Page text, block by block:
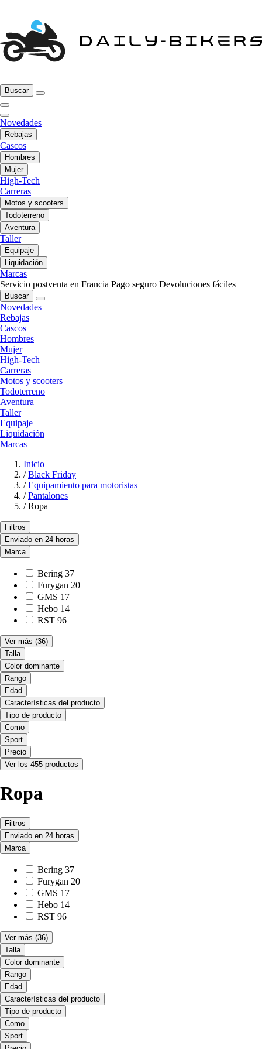
Buscar
Novedades
Rebajas
Cascos
Hombres
Mujer
High-Tech
Carreras
Motos y scooters
Todoterreno
Aventura
Taller
Equipaje
Liquidación
Marcas
Servicio postventa en Francia Pago seguro Devoluciones fáciles
Buscar
Novedades
Rebajas
Cascos
Hombres
Mujer
High-Tech
Carreras
Motos y scooters
Todoterreno
Aventura
Taller
Equipaje
Liquidación
Marcas
Inicio
/ Black Friday
/ Equipamiento para motoristas
/ Pantalones
/ Ropa
Filtros
Enviado en 24 horas
Marca
Bering 37
Furygan 20
GMS 17
Hebo 14
RST 96
Ver más (36)
Talla
Color dominante
Rango
Edad
Características del producto
Tipo de producto
Como
Sport
Precio
Ver los 455 productos
Ropa
Filtros
Enviado en 24 horas
Marca
Bering 37
Furygan 20
GMS 17
Hebo 14
RST 96
Ver más (36)
Talla
Color dominante
Rango
Edad
Características del producto
Tipo de producto
Como
Sport